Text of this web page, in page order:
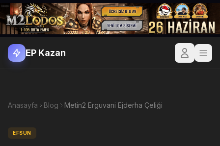
EP Kazan
Anasayfa Blog Metin2 Erguvani Ejderha Çeliği
EFSUN